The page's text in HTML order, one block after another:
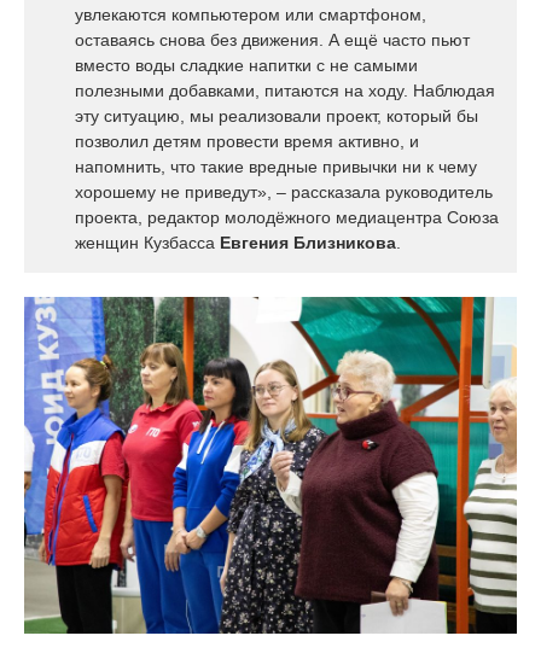
увлекаются компьютером или смартфоном,
оставаясь снова без движения. А ещё часто пьют
вместо воды сладкие напитки с не самыми
полезными добавками, питаются на ходу. Наблюдая
эту ситуацию, мы реализовали проект, который бы
позволил детям провести время активно, и
напомнить, что такие вредные привычки ни к чему
хорошему не приведут», – рассказала руководитель
проекта, редактор молодёжного медиацентра Союза
женщин Кузбасса Евгения Близникова